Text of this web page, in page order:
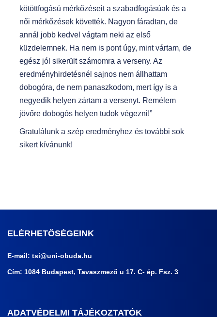
kötöttfogású mérkőzéseit a szabadfogásúak és a
női mérkőzések követték. Nagyon fáradtan, de
annál jobb kedvel vágtam neki az első
küzdelemnek. Ha nem is pont úgy, mint vártam, de
egész jól sikerült számomra a verseny. Az
eredményhirdetésnél sajnos nem állhattam
dobogóra, de nem panaszkodom, mert így is a
negyedik helyen zártam a versenyt. Remélem
jövőre dobogós helyen tudok végezni!”
Gratulálunk a szép eredményhez és további sok
sikert kívánunk!
ELÉRHETŐSÉGEINK
E-mail: tsi@uni-obuda.hu
Cím: 1084 Budapest, Tavaszmező u 17. C- ép. Fsz. 3
ADATVÉDELMI TÁJÉKOZTATÓK